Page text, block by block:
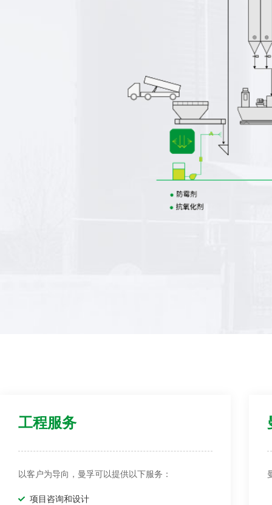
工程服务
以客户为导向，曼孚可以提供以下服务：
项目咨询和设计